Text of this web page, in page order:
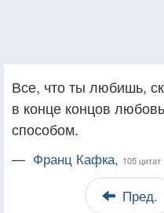
Все, что ты любишь,
в конце концов
способом.
— Франц Кафка, 105 цитат
Пред.